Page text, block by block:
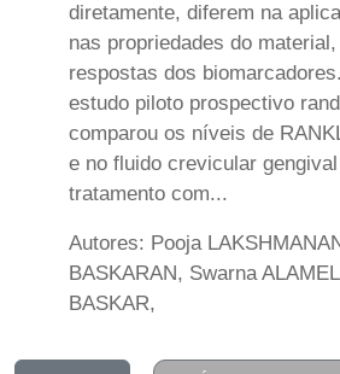
diretamente, diferem na
nas propriedades do
respostas dos
estudo piloto prospectivo
comparou os níveis de
e no fluido crevicular
tratamento com...
Autores: Pooja
BASKARAN, Swarna
BASKAR,